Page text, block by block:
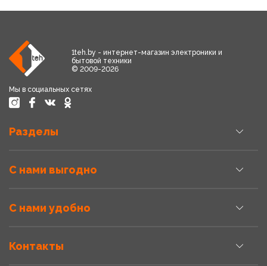
1teh.by - интернет-магазин электроники и
бытовой техники
© 2009-2026
Мы в социальных сетях
Разделы
С нами выгодно
С нами удобно
Контакты